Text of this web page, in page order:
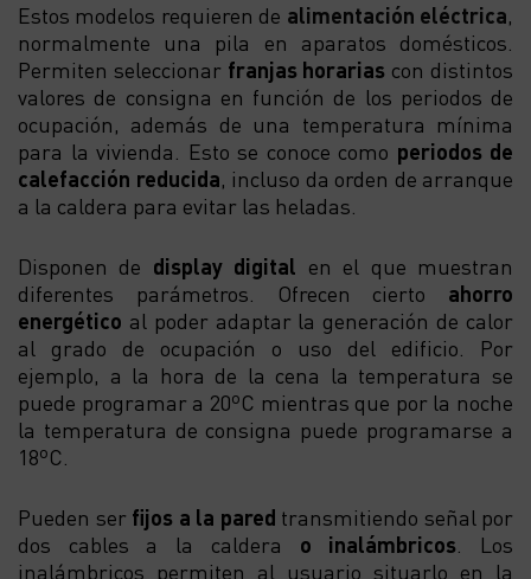
Estos modelos requieren de alimentación eléctrica,
normalmente una pila en aparatos domésticos.
Permiten seleccionar franjas horarias con distintos
valores de consigna en función de los periodos de
ocupación, además de una temperatura mínima
para la vivienda. Esto se conoce como periodos de
calefacción reducida, incluso da orden de arranque
a la caldera para evitar las heladas.
Disponen de display digital en el que muestran
diferentes parámetros. Ofrecen cierto ahorro
energético al poder adaptar la generación de calor
al grado de ocupación o uso del edificio. Por
ejemplo, a la hora de la cena la temperatura se
puede programar a 20ºC mientras que por la noche
la temperatura de consigna puede programarse a
18ºC.
Pueden ser fijos a la pared transmitiendo señal por
dos cables a la caldera o inalámbricos . Los
inalámbricos permiten al usuario situarlo en la